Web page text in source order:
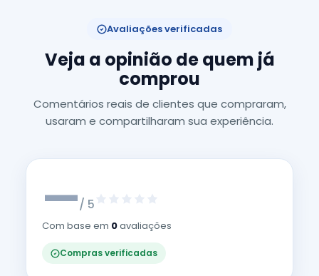
Avaliações verificadas
Veja a opinião de quem já
comprou
Comentários reais de clientes que compraram,
usaram e compartilharam sua experiência.
—/ 5
Com base em 0avaliações
Compras verificadas